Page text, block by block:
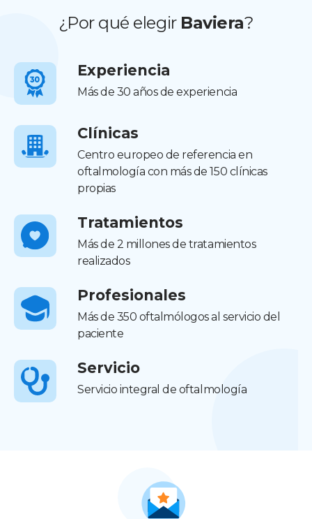
¿Por qué elegir Baviera?
Experiencia
Más de 30 años de experiencia
Clínicas
Centro europeo de referencia en
oftalmología con más de 150 clínicas
propias
Tratamientos
Más de 2 millones de tratamientos
realizados
Profesionales
Más de 350 oftalmólogos al servicio del
paciente
Servicio
Servicio integral de oftalmología